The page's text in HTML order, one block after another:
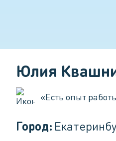
Юлия
«Есть опыт
Город: